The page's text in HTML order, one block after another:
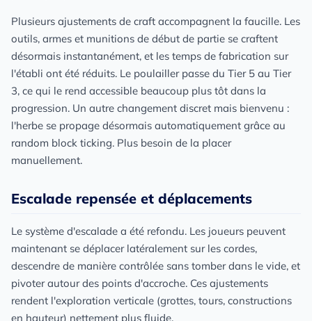
Plusieurs ajustements de craft accompagnent la faucille. Les
outils, armes et munitions de début de partie se craftent
désormais instantanément, et les temps de fabrication sur
l'établi ont été réduits. Le poulailler passe du Tier 5 au Tier
3, ce qui le rend accessible beaucoup plus tôt dans la
progression. Un autre changement discret mais bienvenu :
l'herbe se propage désormais automatiquement grâce au
random block ticking. Plus besoin de la placer
manuellement.
Escalade repensée et déplacements
Le système d'escalade a été refondu. Les joueurs peuvent
maintenant se déplacer latéralement sur les cordes,
descendre de manière contrôlée sans tomber dans le vide, et
pivoter autour des points d'accroche. Ces ajustements
rendent l'exploration verticale (grottes, tours, constructions
en hauteur) nettement plus fluide.